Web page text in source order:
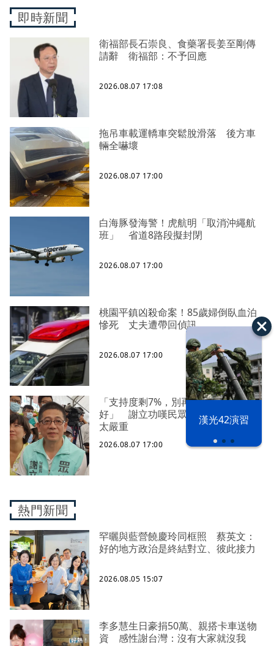
漢光42演習
即時新聞
衛福部長石崇良、食藥署長姜至剛傳
請辭 衛福部：不予回應
2026.08.07 17:08
拖吊車載運轎車突鬆脫滑落 後方車
輛全嚇壞
2026.08.07 17:00
白海豚發海警！虎航明「取消沖繩航
班」 省道8路段擬封閉
2026.08.07 17:00
桃園平鎮凶殺命案！85歲婦倒臥血泊
慘死 丈夫遭帶回偵訊
2026.08.07 17:00
「支持度剩7%，別再自我感覺良
好」 謝立功嘆民眾黨現況：雙標得
太嚴重
2026.08.07 17:00
熱門新聞
罕曬與藍營饒慶玲同框照 蔡英文：
好的地方政治是終結對立、彼此接力
2026.08.05 15:07
李多慧生日豪捐50萬、親搭卡車送物
資 感性謝台灣：沒有大家就沒我